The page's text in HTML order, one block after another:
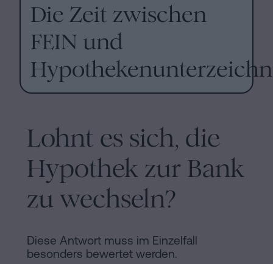
Die Zeit zwischen
FEIN und
Lohnt es sich, die
Hypothek zur Bank
zu wechseln?
Diese Antwort muss im Einzelfall
besonders bewertet werden.